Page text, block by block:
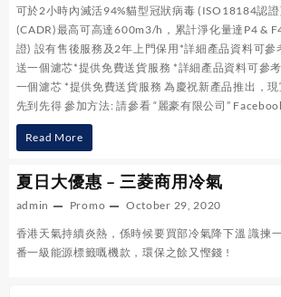
可於2小時內滅活94%貓型冠狀病毒 (ISO18184認
(CADR)最高可高達600m3/h，累計淨化量達P4 &
證) 設有售後服務及2年上門保用*詳細產品資料可參
送一個濾芯*提供免費送貨服務 *詳細產品資料可參
一個濾芯 *提供免費送貨服務 為慶祝新產品推出，現
先到先得 參加方法: 請參看 “麗豪有限公司”
隆
推
Aeris
Read More
夏日大優惠 – 三菱商用冷氣
admin Promo October 29, 2020
香港天氣持續炎熱，係時候要買部冷氣降下溫 識揀
番一級能源標籤嘅機款，環保之餘又慳錢 !